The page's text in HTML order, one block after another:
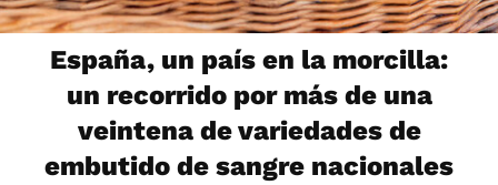
España, un país en la morcilla:
un recorrido por más de una
veintena de variedades de
embutido de sangre nacionales